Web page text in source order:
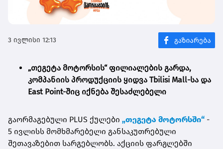
3 ივლისი 12:13
„თეგეტა მოტორსის“ ფილიალების გარდა,
კომპანიის პროდუქციის ყიდვა Tbilisi Mall-სა და
East Point-შიც იქნება შესაძლებელი
გაორმაგებული PLUS ქულები „თეგეტა მოტორსში“ -
5 ივლისს მომხმარებელი განსაკუთრებული
შეთავაზებით სარგებლობს. აქციის ფარგლებში